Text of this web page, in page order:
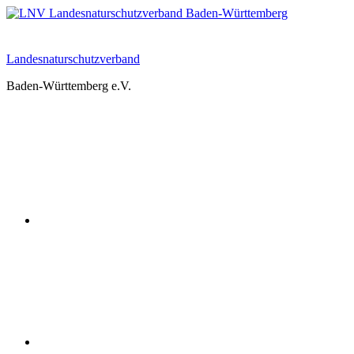
Zum
Landesnaturschutzverband
Baden-Württemberg e.V.